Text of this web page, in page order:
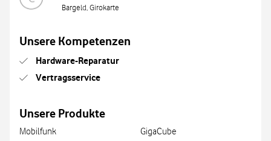
Bargeld, Girokarte
Unsere Kompetenzen
Hardware-Reparatur
Vertragsservice
Unsere Produkte
Mobilfunk
GigaCube